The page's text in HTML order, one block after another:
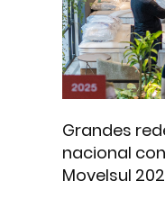
Grandes
nacional
Movelsul